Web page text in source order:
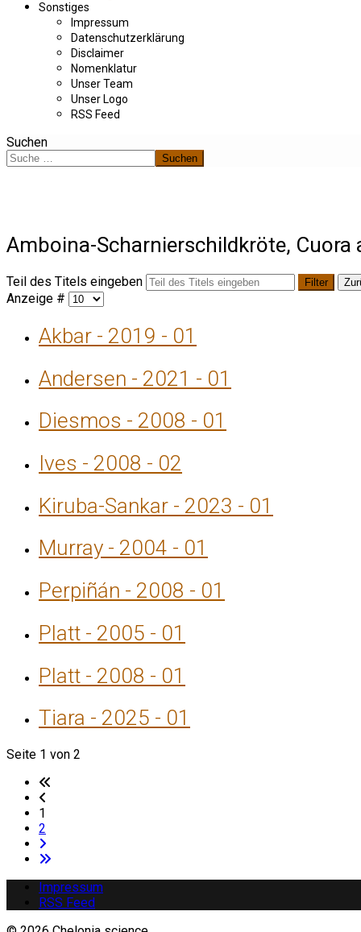
Sonstiges
Impressum
Datenschutzerklärung
Disclaimer
Nomenklatur
Unser Team
Unser Logo
RSS Feed
Suchen
Suchen
Amboina-Scharnierschildkröte, Cuora
Teil des Titels eingeben Filter
Anzeige #
Akbar - 2019 - 01
Andersen - 2021 - 01
Diesmos - 2008 - 01
Ives - 2008 - 02
Kiruba-Sankar - 2023 - 01
Murray - 2004 - 01
Perpiñán - 2008 - 01
Platt - 2005 - 01
Platt - 2008 - 01
Tiara - 2025 - 01
Seite 1 von 2
1
2
Impressum
RSS Feed